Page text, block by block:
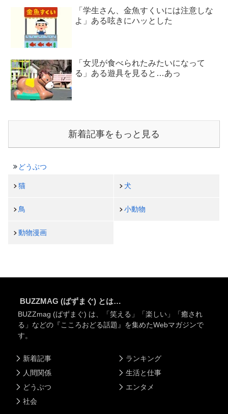
「学生さん、金魚すくいには注意しな
よ」ある呟きにハッとした
「女児が食べられたみたいになって
る」ある遊具を見ると…あっ
新着記事をもっと見る
どうぶつ
猫 犬
鳥 小動物
動物漫画
BUZZMAG (ばずまぐ) とは…
BUZZmag (ばずまぐ) は、「笑える」「楽しい」「癒され
る」などの『こころおどる話題』を集めたWebマガジンで
す。
新着記事
人間関係
どうぶつ
社会
ランキング
生活と仕事
エンタメ